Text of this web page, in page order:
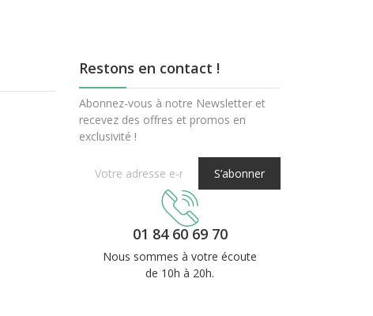
Restons en contact !
Abonnez-vous à notre Newsletter et
recevez des offres et promos en
exclusivité !
S’abonner
01 84 60 69 70
Nous sommes à votre écoute
de 10h à 20h.